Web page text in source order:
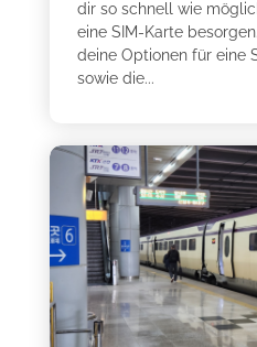
dir so schnell wie
eine SIM-Karte
deine Optionen für eine
sowie die...